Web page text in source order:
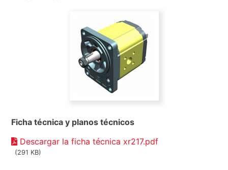
Ficha técnica y planos técnicos
Descargar la ficha técnica xr217.pdf
(291 KB)